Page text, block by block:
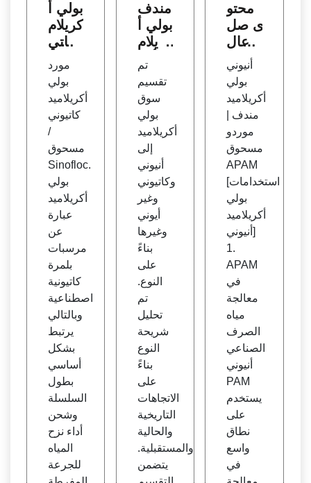
بولي أ
كريلام
يد كاتي
كثف
طبيع
ي ، تع
دين ال
ذهب
مورد
بولي
أكريلاميد
كاتيوني
/
مسحوق
Sinofloc.
بولي
أكريلاميد
عبارة
عن
مرسبات
بلمرة
كاتيونية
اصطناعية
وبالتالي
يرتبط
بشكل
أساسي
بطول
السلسلة
وشحن
أداء نزح
المياه
للجرعة
مندف
بولي أ
كريلام
يد أنيو
ني ف
ي تس
ويق ال
شرق
الأوس
ط
تم
تقسيم
سوق
بولي
أكريلاميد
إلى
أنيوني
وكاتيوني
وغير
أيوني
وغيرها
بناءً
على
النوع.
تم
تحليل
شريحة
النوع
بناءً
على
الاتجاهات
التاريخية
والحالية
والمستقبلية.
يتضمن
محتو
ى صل
ب عال
ي من
بولي أ
كريلام
يد أنيو
ني لل
شرب
أنيوني
بولي
أكريلاميد
مندف |
موردو
مسحوق
APAM
[استخدامات
بولي
أكريلاميد
أنيوني]
1.
APAM
في
معالجة
مياه
الصرف
الصناعي
أنيوني
PAM
يستخدم
على
نطاق
واسع
في